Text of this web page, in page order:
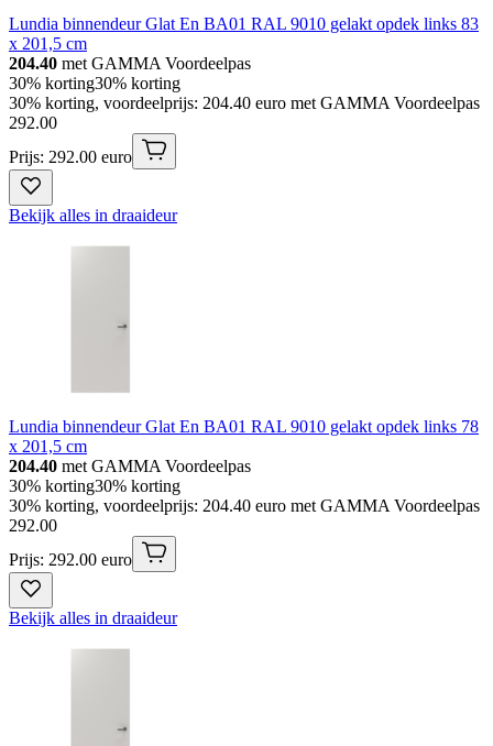
Lundia binnendeur Glat En BA01 RAL 9010 gelakt opdek links 83
x 201,5 cm
204.40 met GAMMA Voordeelpas
30% korting30% korting
30% korting, voordeelprijs: 204.40 euro met GAMMA Voordeelpas
292.00
Prijs: 292.00 euro
Bekijk alles in draaideur
Lundia binnendeur Glat En BA01 RAL 9010 gelakt opdek links 78
x 201,5 cm
204.40 met GAMMA Voordeelpas
30% korting30% korting
30% korting, voordeelprijs: 204.40 euro met GAMMA Voordeelpas
292.00
Prijs: 292.00 euro
Bekijk alles in draaideur